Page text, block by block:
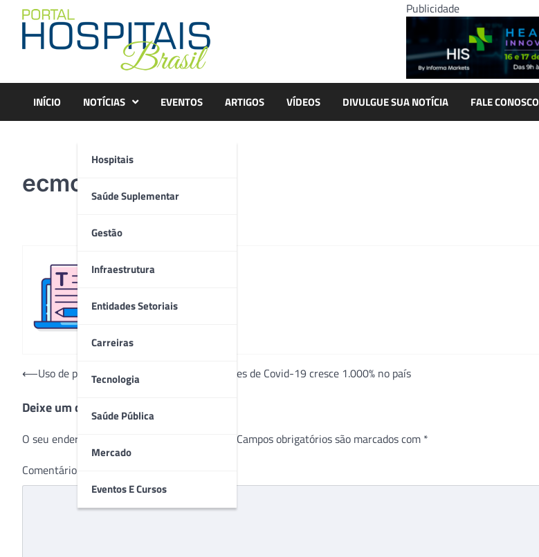
content
Publicidade
INÍCIO NOTÍCIAS
Hospitais
Saúde Suplementar
Gestão
Infraestrutura
Entidades Setoriais
Carreiras
Tecnologia
Saúde Pública
Mercado
Eventos E Cursos
EVENTOS ARTIGOS VÍDEOS DIVULGUE SUA NOTÍCIA FALE CONOSCO
ecmo
Navegação
Post
⟵Uso de pulmão artificial em pacientes graves de Covid-19 cresce 1.000% no país
Deixe um comentário
O seu endereço de e-mail não será publicado. Campos obrigatórios são marcados com *
Comentário